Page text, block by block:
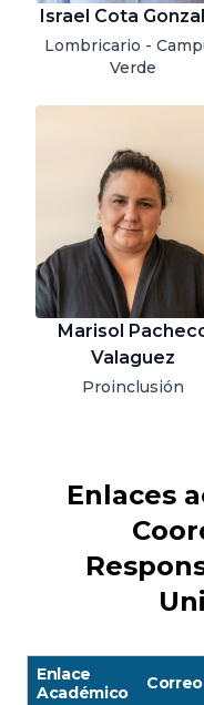
Israel Cota
Lombricario -
Verde
Marisol
Valaguez
Proinclusión
Enlaces
Enlace
Académico